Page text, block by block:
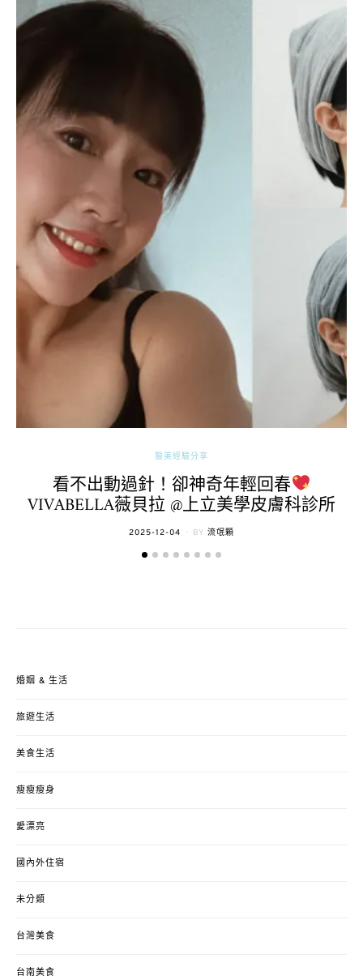
醫美經驗分享
看不出動過針！卻神奇年輕回春
VIVABELLA薇貝拉 @上立美學皮膚科診所
POSTED
2025-12-04 BY 流氓顆
婚姻 & 生活
旅遊生活
美食生活
瘦瘦瘦身
愛漂亮
國內外住宿
未分類
台灣美食
台南美食